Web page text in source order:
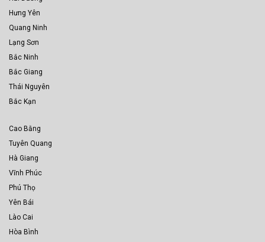
Hưng Yên
Quang Ninh
Lạng Sơn
Bắc Ninh
Bắc Giang
Thái Nguyên
Bắc Kạn
Cao Bằng
Tuyên Quang
Hà Giang
Vĩnh Phúc
Phú Thọ
Yên Bái
Lào Cai
Hòa Bình